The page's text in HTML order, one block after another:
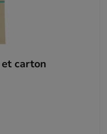
carton